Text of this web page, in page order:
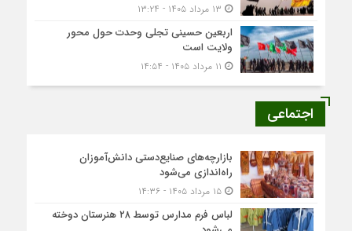
اربعین حسینی تجلی وحدت حول محور
ولایت است
اجتماعی
بازارچه‌های صنایع‌دستی دانش‌آموزان
راه‌اندازی می‌شود
۱۵ مرداد ۱۴۰۵ - ۱۴:۳۶
لباس فرم مدارس توسط ۲۸ هنرستان‌ دوخته